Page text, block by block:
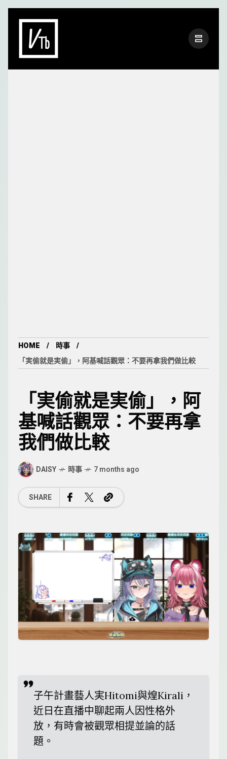
HOME
時事
「実偷就是実偷」，阿基喊話觀眾：不要再拿我們做比較
「実偷就是実偷」，阿
基喊話觀眾：不要再拿
我們做比較
DAISY 時事 7 months ago
SHARE
子午計畫藝人実Hitomi與煌Kirali，
近日在直播中聊起兩人因性格外
放，有時會被觀眾相提並論的話
題。